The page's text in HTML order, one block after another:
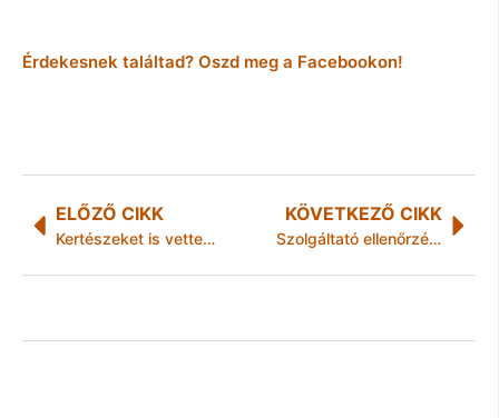
Érdekesnek találtad? Oszd meg a Facebookon!
ELŐZŐ CIKK
Kertészeket is vettek fel a Városgazdánál
KÖVETKEZŐ CIKK
Szolgáltató ellenőrzések